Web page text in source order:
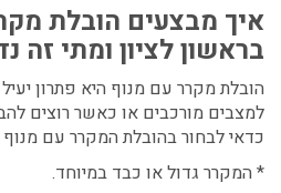
איך מבצעים הובלת
בראשון לציון ומתי זה
הובלת מקרר עם מנוף היא פתרון
למצבים מורכבים או כאשר רוצים
כדאי לבחור בהובלת המקרר עם
* המקרר גדול או כבד במיוחד.